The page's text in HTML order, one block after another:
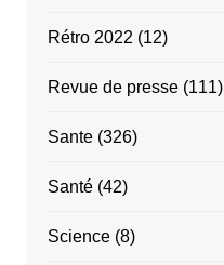
Rétro 2022 (12)
Revue de presse(111)
Sante(326)
Santé(42)
Science(8)